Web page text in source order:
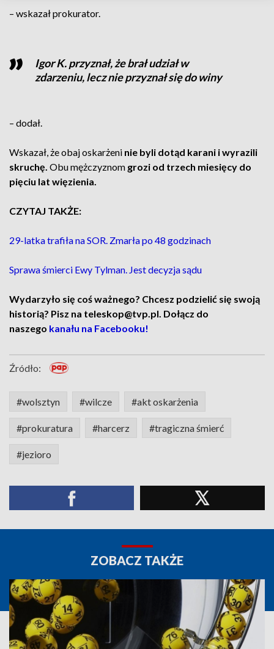
– wskazał prokurator.
Igor K. przyznał, że brał udział w
zdarzeniu, lecz nie przyznał się do winy
– dodał.
Wskazał, że obaj oskarżeni nie byli dotąd karani i wyrazili
skruchę. Obu mężczyznom grozi od trzech miesięcy do
pięciu lat więzienia.
CZYTAJ TAKŻE:
29-latka trafiła na SOR. Zmarła po 48 godzinach
Sprawa śmierci Ewy Tylman. Jest decyzja sądu
Wydarzyło się coś ważnego? Chcesz podzielić się swoją
historią? Pisz na teleskop@tvp.pl. Dołącz do
naszego kanału na Facebooku!
Źródło:
#wolsztyn #wilcze #akt oskarżenia
#prokuratura #harcerz #tragiczna śmierć
#jezioro
ZOBACZ TAKŻE